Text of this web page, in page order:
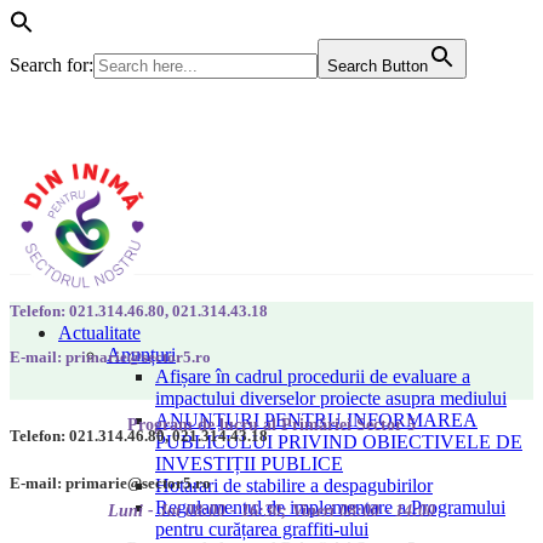
Search for: Search Button
Actualitate
Anunțuri
Afișare în cadrul procedurii de evaluare a
impactului diverselor proiecte asupra mediului
ANUNȚURI PENTRU INFORMAREA
PUBLICULUI PRIVIND OBIECTIVELE DE
INVESTIȚII PUBLICE
Hotarari de stabilire a despagubirilor
Regulamentul de implementare a Programului
pentru curățarea graffiti-ului
Telefon: 021.314.46.80, 021.314.43.18
E-mail: primarie@sector5.ro
Program de lucru al Primăriei Sector 5
Luni - Joi 08:00 - 16:30; Vineri 08:00 - 14:00
Telefon: 021.314.46.80, 021.314.43.18
E-mail: primarie@sector5.ro